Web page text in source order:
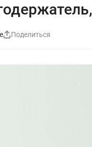
Поделиться